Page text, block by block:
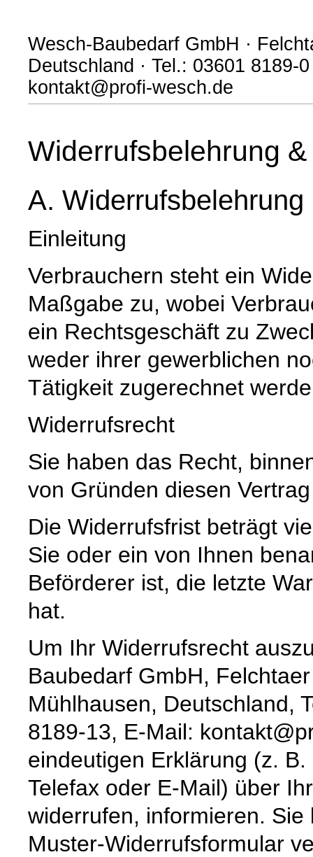
Wesch-Baubedarf GmbH ·
Deutschland · Tel.: 03601 8189-
kontakt@profi-wesch.de
Widerrufsbelehrung
A. Widerrufsbelehrung
Einleitung
Verbrauchern steht ein
Maßgabe zu, wobei
ein Rechtsgeschäft zu
weder ihrer gewerblichen
Tätigkeit zugerechnet
Widerrufsrecht
Sie haben das Recht,
von Gründen diesen
Die Widerrufsfrist beträgt
Sie oder ein von Ihnen
Beförderer ist, die letzte
hat.
Um Ihr Widerrufsrecht
Baubedarf GmbH,
Mühlhausen, Deutschland,
8189-13, E-Mail:
eindeutigen Erklärung (z.
Telefax oder E-Mail) über
widerrufen, informieren.
Muster-Widerrufsformular